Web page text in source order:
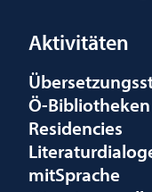
Aktivitäten
Ö-Bibliotheken
Residencies
mitSprache